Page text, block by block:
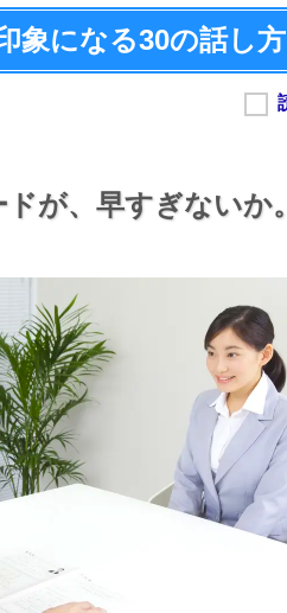
象になる30の話し方
が、 早すぎないか。